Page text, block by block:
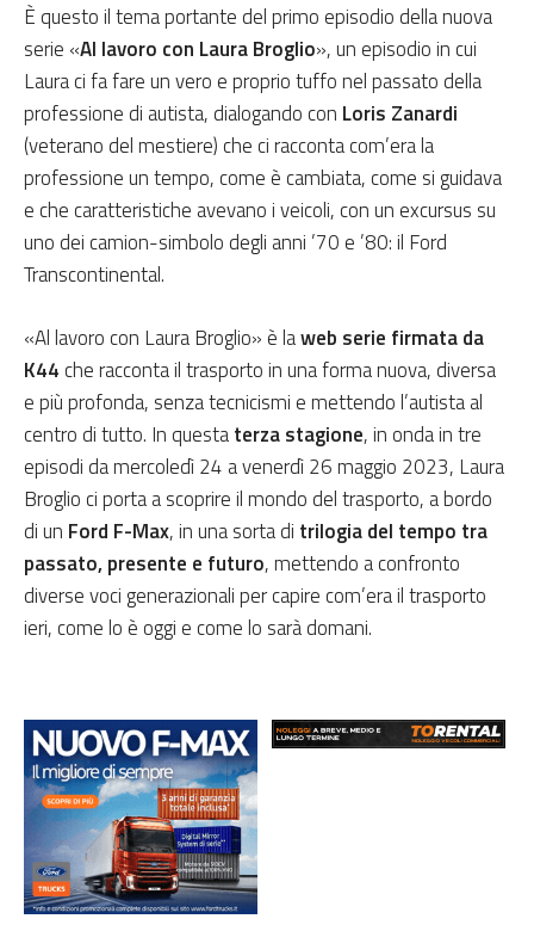
È questo il tema portante del primo episodio della nuova
serie «Al lavoro con Laura Broglio», un episodio in cui
Laura ci fa fare un vero e proprio tuffo nel passato della
professione di autista, dialogando con Loris Zanardi
(veterano del mestiere) che ci racconta com’era la
professione un tempo, come è cambiata, come si guidava
e che caratteristiche avevano i veicoli, con un excursus su
uno dei camion-simbolo degli anni ’70 e ’80: il Ford
Transcontinental.
«Al lavoro con Laura Broglio» è laweb serie firmata da
K44 che racconta il trasporto in una forma nuova, diversa
e più profonda, senza tecnicismi e mettendo l’autista al
centro di tutto. In questaterza stagione, in onda in tre
episodi da mercoledì 24 a venerdì 26 maggio 2023, Laura
Broglio ci porta a scoprire il mondo del trasporto, a bordo
di un Ford F-Max, in una sorta di trilogia del tempo tra
passato, presente e futuro, mettendo a confronto
diverse voci generazionali per capire com’era il trasporto
ieri, come lo è oggi e come lo sarà domani.